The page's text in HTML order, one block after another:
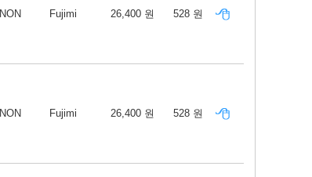
NON Fujimi 26,400 원 528 원
NON Fujimi 26,400 원 528 원